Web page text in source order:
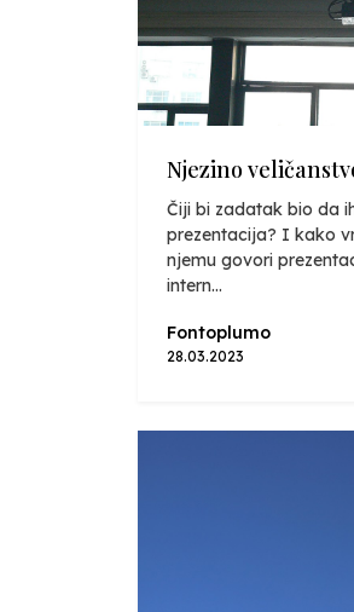
Njezino
Čiji bi zadatak bio da
prezentacija? I kako
njemu govori
intern...
Fontoplumo
28.03.2023